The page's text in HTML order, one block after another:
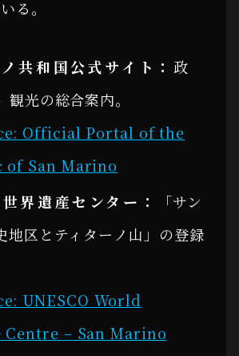
る。
共和国公式サイト： 政
観光の総合案内。
Official Portal of the
of San Marino
界遺産センター：
「サン
地区とティターノ山」の登録
UNESCO World
– San Marino